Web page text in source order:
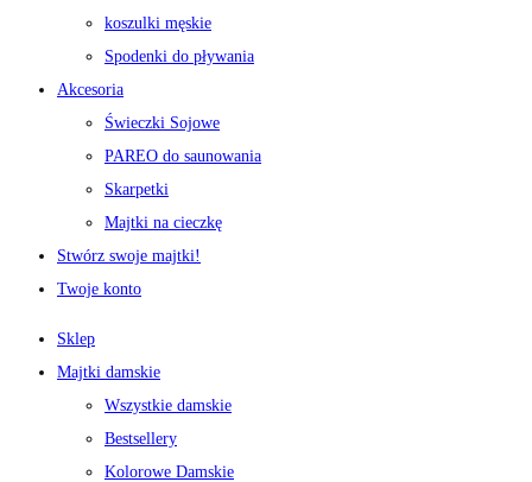
koszulki męskie
Spodenki do pływania
Akcesoria
Świeczki Sojowe
PAREO do saunowania
Skarpetki
Majtki na cieczkę
Stwórz swoje majtki!
Twoje konto
Sklep
Majtki damskie
Wszystkie damskie
Bestsellery
Kolorowe Damskie